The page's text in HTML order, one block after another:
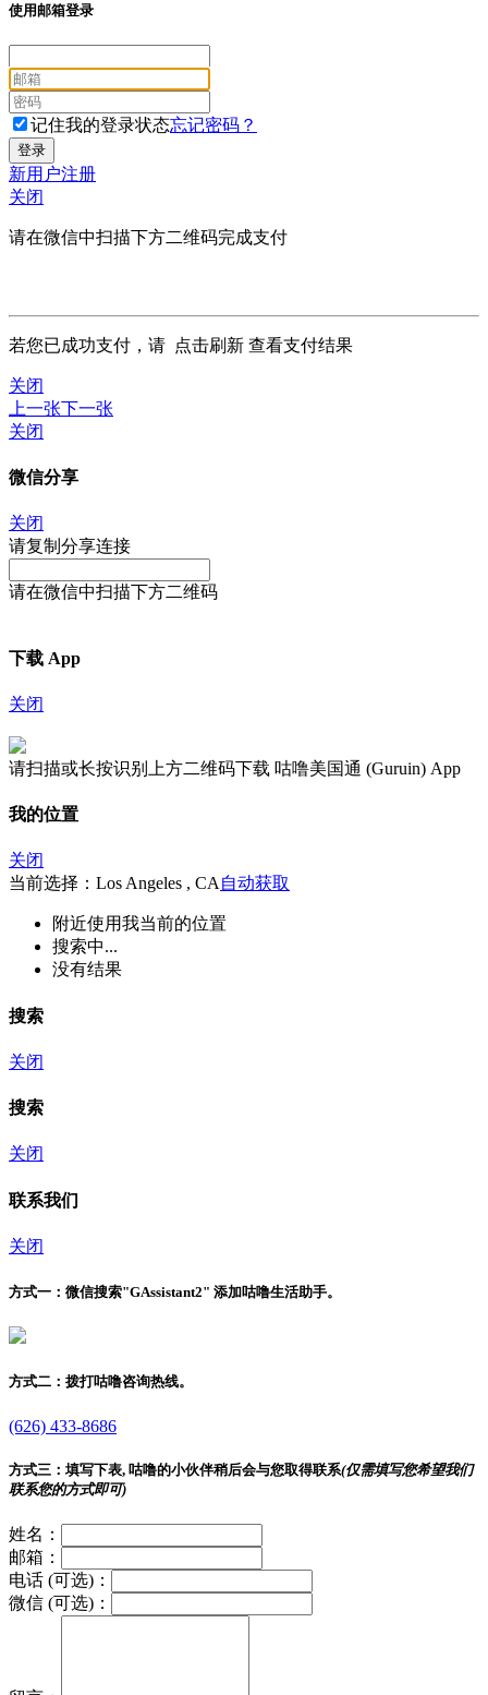
使用邮箱登录
记住我的登录状态忘记密码？
新用户注册
关闭
请在微信中扫描下方二维码完成支付
若您已成功支付，请 点击刷新 查看支付结果
关闭
上一张下一张
关闭
微信分享
关闭
请复制分享连接
请在微信中扫描下方二维码
下载 App
关闭
请扫描或长按识别上方二维码下载 咕噜美国通 (Guruin) App
我的位置
关闭
当前选择：Los Angeles , CA 自动获取
附近使用我当前的位置
搜索中...
没有结果
搜索
关闭
搜索
关闭
联系我们
关闭
方式一： 微信搜索"GAssistant2" 添加咕噜生活助手。
方式二： 拨打咕噜咨询热线。
(626) 433-8686
方式三： 填写下表, 咕噜的小伙伴稍后会与您取得联系(仅需填写您希望我们
联系您的方式即可)
姓名：
邮箱：
电话 (可选)：
微信 (可选)：